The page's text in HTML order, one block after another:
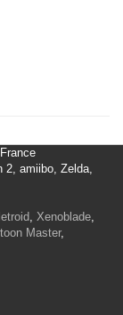
2, amiibo, Zelda,
, Xenoblade,
Master,